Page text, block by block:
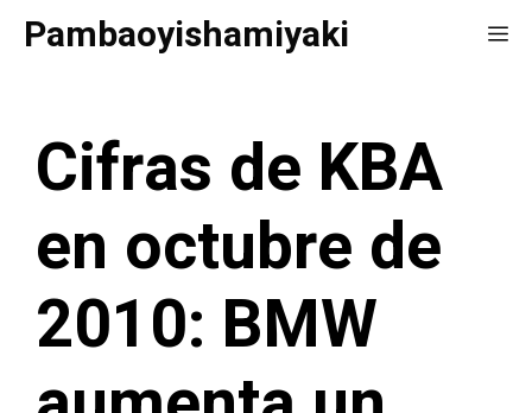
SaltarPambaoyishamiyaki
Cifras de KBA
en octubre de
2010: BMW